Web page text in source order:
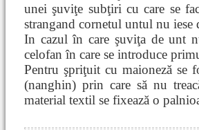
unei şuviţe subţiri cu care se
strangand cornetul untul nu
In cazul în care şuviţa de unt
celofan în care se introduce
Pentru şpriţuit cu maioneză se
(nanghin) prin care să nu
material textil se fixează o